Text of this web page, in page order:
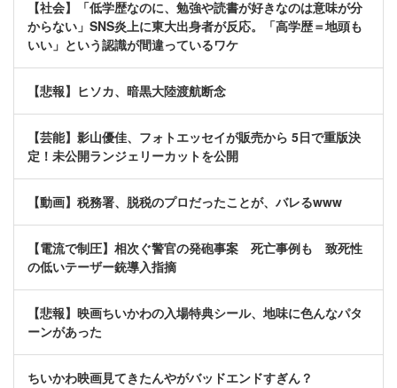
【社会】「低学歴なのに、勉強や読書が好きなのは意味が分
からない」SNS炎上に東大出身者が反応。「高学歴＝地頭も
いい」という認識が間違っているワケ
【悲報】ヒソカ、暗黒大陸渡航断念
【芸能】影山優佳、フォトエッセイが販売から 5日で重版決
定！未公開ランジェリーカットを公開
【動画】税務署、脱税のプロだったことが、バレるwww
【電流で制圧】相次ぐ警官の発砲事案 死亡事例も 致死性
の低いテーザー銃導入指摘
【悲報】映画ちいかわの入場特典シール、地味に色んなパタ
ーンがあった
ちいかわ映画見てきたんやがバッドエンドすぎん？